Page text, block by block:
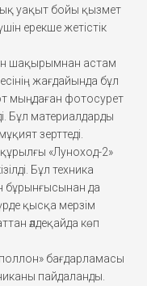
уақыт бойы қызмет
ерекше жетістік
шақырымнан астам
жағдайында бұл
мыңдаған фотосурет
Бұл материалдарды
зерттеді.
құрылғы «Луноход-2»
Бұл техника
бұрынғысынан да
қысқа мерзім
әлдеқайда көп
бағдарламасы
пайдаланды.